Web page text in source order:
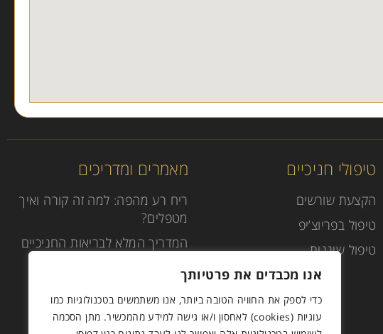
אנו מכבדים את פרטיותך
כדי לספק את החוויה הטובה ביותר, אנו משתמשים בטכנולוגיות כמו
עוגיות (cookies) לאחסון ו/או גישה למידע מהמכשיר. מתן הסכמה
טיפולי חניכיים
הקצעת שורשים
טיפול בפריוצ’יפ
טיפול שיננית
מאמרים ומדריכים
ריח רע מהפה: למה זה קורה ואיך
מטפלים?
המדריך המלא לבריאות החניכיים
טיפול שיניים תחת סדציה
(טשטוש) או הרדמה מלאה
הנחיות לאחר טיפול שיננית